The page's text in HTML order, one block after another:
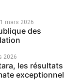
mars 2026
des
2026
les résultats
exceptionnel